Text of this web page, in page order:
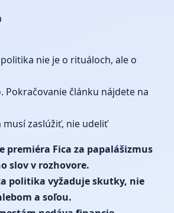
nie je o rituáloch, ale o
Pokračovanie článku nájdete na
musí zaslúžiť, nie udeliť
premiéra Fica za papalášizmus
slov v rozhovore.
politika vyžaduje skutky, nie
a soľou.